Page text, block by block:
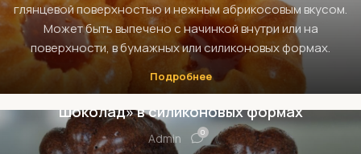
глянцевой поверхностью и нежным абрикосовым вкусом.
Может быть выпечено с начинкой внутри или на
поверхности, в бумажных или силиконовых формах.
Подробнее
МАФФИНЫ, КЕКСЫ И КАПКЕЙКИ
Шоколадный кекс-маффин на «Бэллабрио
Шоколад» в силиконовых формах
Admin 0